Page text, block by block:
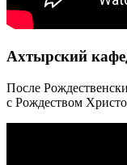
Ахтырский
После
с Рождеством